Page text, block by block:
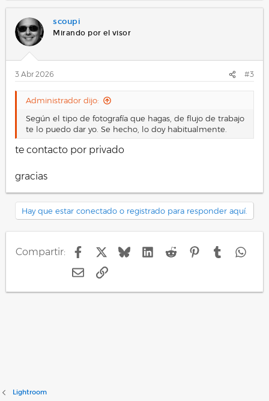
es muy difusa, por eso acudo a vosotros por si sabéis de
cursos adecuados.
Gracias
scoupi
Mirando por el visor
3 Abr 2026 #3
Administrador dijo:
Según el tipo de fotografía que hagas, de flujo de trabajo
te lo puedo dar yo. Se hecho, lo doy habitualmente.
te contacto por privado
gracias
Hay que estar conectado o registrado para responder aquí.
Compartir: FacebookBlueskyLinkedIn
Reddit PinterestTumblr
E-mailEnlace
Lightroom